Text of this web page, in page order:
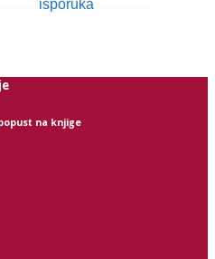
na knjige